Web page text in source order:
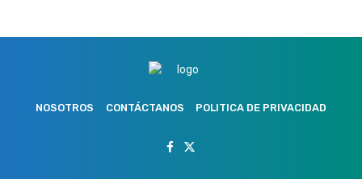
NOSOTROS CONTÁCTANOS POLITICA DE PRIVACIDAD